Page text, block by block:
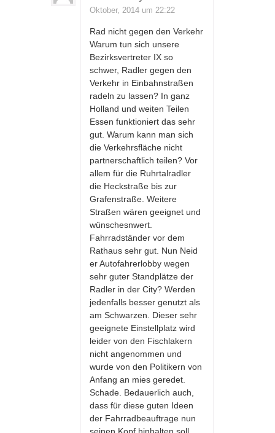
Oktober, 2014 um 22:22
Rad nicht gegen den Verkehr
Warum tun sich unsere
Bezirksvertreter IX so
schwer, Radler gegen den
Verkehr in Einbahnstraßen
radeln zu lassen? In ganz
Holland und weiten Teilen
Essen funktioniert das sehr
gut. Warum kann man sich
die Verkehrsfläche nicht
partnerschaftlich teilen? Vor
allem für die Ruhrtalradler
die Heckstraße bis zur
Grafenstraße. Weitere
Straßen wären geeignet und
wünschesnwert.
Fahrradständer vor dem
Rathaus sehr gut. Nun Neid
er Autofahrerlobby wegen
sehr guter Standplätze der
Radler in der City? Werden
jedenfalls besser genutzt als
am Schwarzen. Dieser sehr
geeignete Einstellplatz wird
leider von den Fischlakern
nicht angenommen und
wurde von den Politikern von
Anfang an mies geredet.
Schade. Bedauerlich auch,
dass für diese guten Ideen
der Fahrradbeauftrage nun